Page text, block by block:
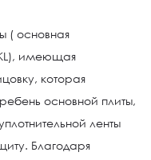
( основная
имеющая
которая
основной плиты,
ленты
Благодаря